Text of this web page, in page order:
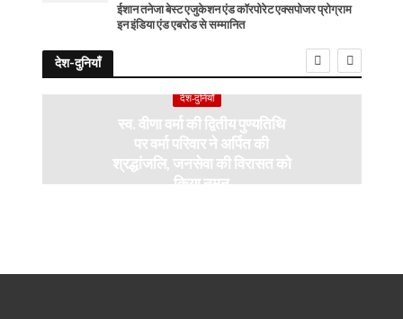
ईशान तनेजा बेस्ट एजुकेशन एंड कॉरपोरेट एक्सपोजर प्रोग्राम
इन इंडिया एंड एबरोड से सम्मानित
देश-दुनियाँ
देश-दुनियाँ
स्व. वीणा वर्मा की द्वितीय पुण्यतिथि
पर वर्मा परिवार ने अर्पित की
श्रद्धांजलि, जनसेवा की विरासत को
किया नमन